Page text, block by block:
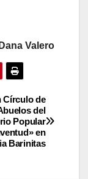
Valero
Círculo de
del
Popular
en
Barinitas